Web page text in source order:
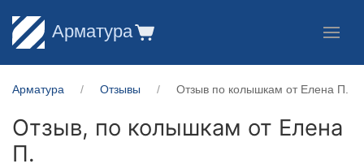
Арматура
Арматура Отзывы Отзыв по колышкам от Елена П.
Отзыв, по колышкам от Елена
П.